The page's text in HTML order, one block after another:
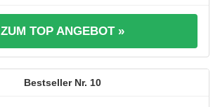
ZUM TOP ANGEBOT »
10